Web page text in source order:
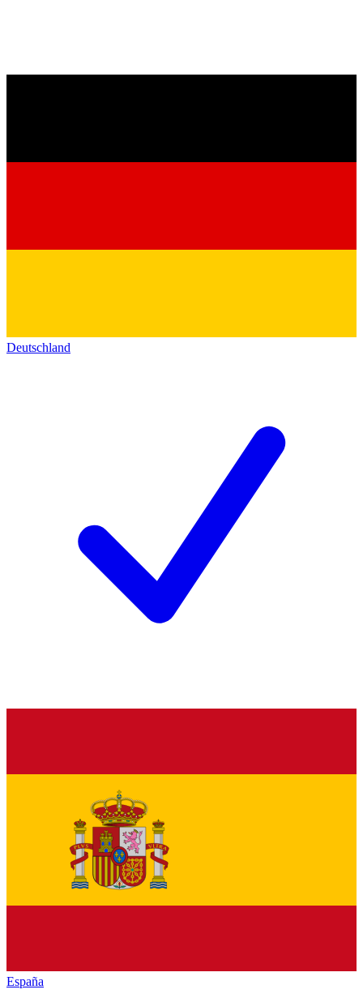
Deutschland
España